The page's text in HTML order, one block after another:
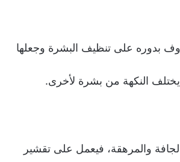
بدوره على تنظيف البشرة وجعلها
يختلف النكهة من بشرة لأخرى.
والمرهقة، فيعمل على تقشير